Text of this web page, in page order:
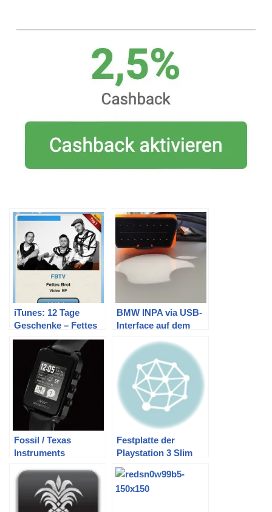
iTunes: 12 Tage
Geschenke – Fettes
Brot Video EP
BMW INPA via USB-
Interface auf dem
Fossil / Texas
Instruments
Festplatte der
Playstation 3 Slim
wechseln